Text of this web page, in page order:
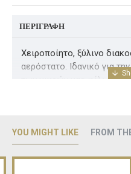
ΠΕΡΙΓΡΑΦΉ
Χειροποίητο, ξύλινο
αερόστατο. Ιδανικό για
των μικρών μας φίλων.
YOU MIGHT LIKE FROM